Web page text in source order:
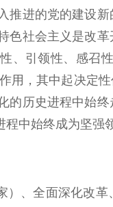
进的党的建设
社会主义是改
、引领性、感召
用，其中起决定
历史进程中始
中始终成为坚强
、全面深化改革